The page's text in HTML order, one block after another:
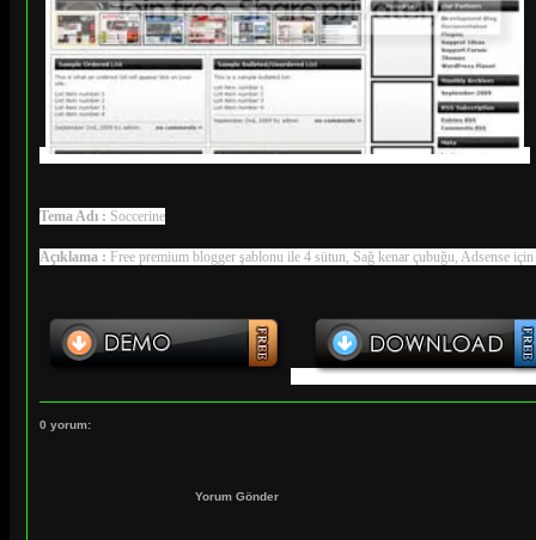
Tema Adı : Soccerine
Açıklama : Free premium blogger şablonu ile 4 sütun, Sağ kenar çubuğu, Adsense
0 yorum:
Yorum Gönder